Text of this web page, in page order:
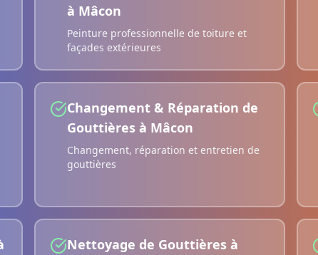
à Mâcon
Peinture professionnelle de toiture et
façades extérieures
Changement & Réparation de
Gouttières à Mâcon
Changement, réparation et entretien de
gouttières
Nettoyage de Gouttières à